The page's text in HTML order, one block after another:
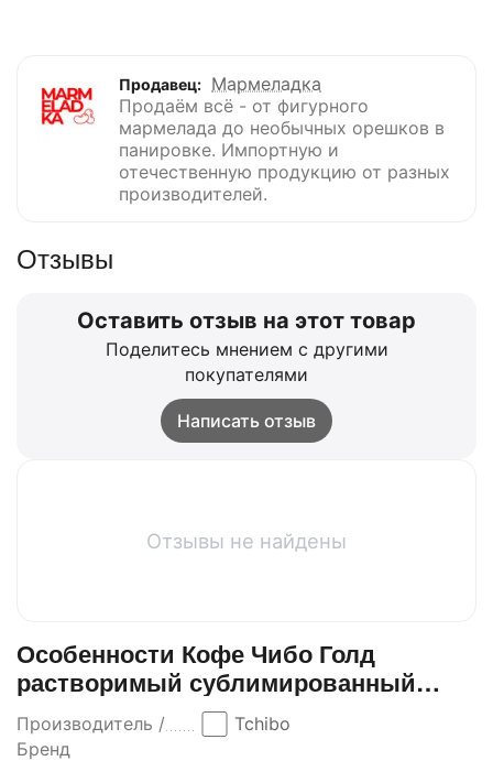
Продавец: Мармеладка
Продаём всё - от фигурного
мармелада до необычных орешков в
панировке. Импортную и
отечественную продукцию от разных
производителей.
Отзывы
Оставить отзыв на этот товар
Поделитесь мнением с другими
покупателями
Написать отзыв
Отзывы не найдены
Особенности Кофе Чибо Голд
растворимый сублимированный
47,5гр ст/б
Производитель /
Бренд
Tchibo